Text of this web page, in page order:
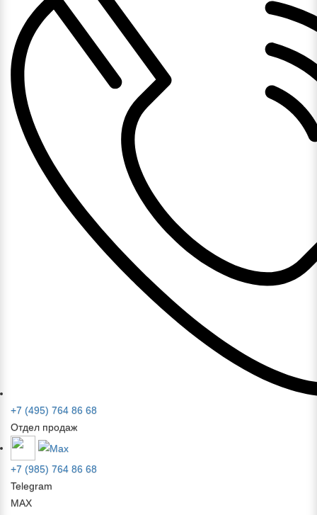
+7 (495) 764 86 68
Отдел продаж
+7 (985) 764 86 68
Telegram
MAX